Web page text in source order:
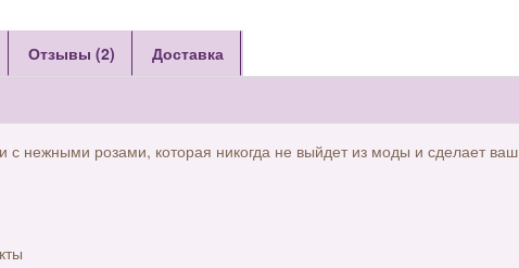
Отзывы (2) Доставка
с нежными розами, которая никогда не выйдет из моды и сделает ваш